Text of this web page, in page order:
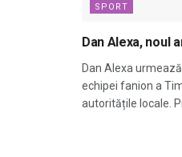
SPORT
Dan Alexa, noul
Dan Alexa
echipei fanion a
autoritățile locale.